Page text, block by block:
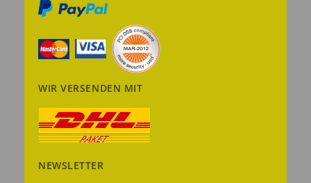
WIR VERSENDEN MIT
NEWSLETTER